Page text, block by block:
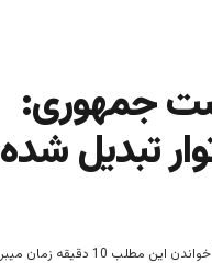
جمهوری:
تبدیل شده
خواندن این مطلب 10 دقیقه زمان میبرد